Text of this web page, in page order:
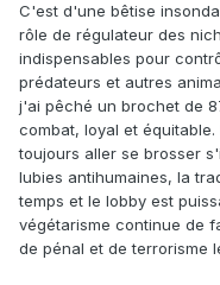
C'est d'une bêtise
rôle de régulateur des
indispensables pour
prédateurs et autres
j'ai pêché un brochet de
combat, loyal et
toujours aller se brosser
lubies antihumaines, la
temps et le lobby est
végétarisme continue de
de pénal et de terrorisme